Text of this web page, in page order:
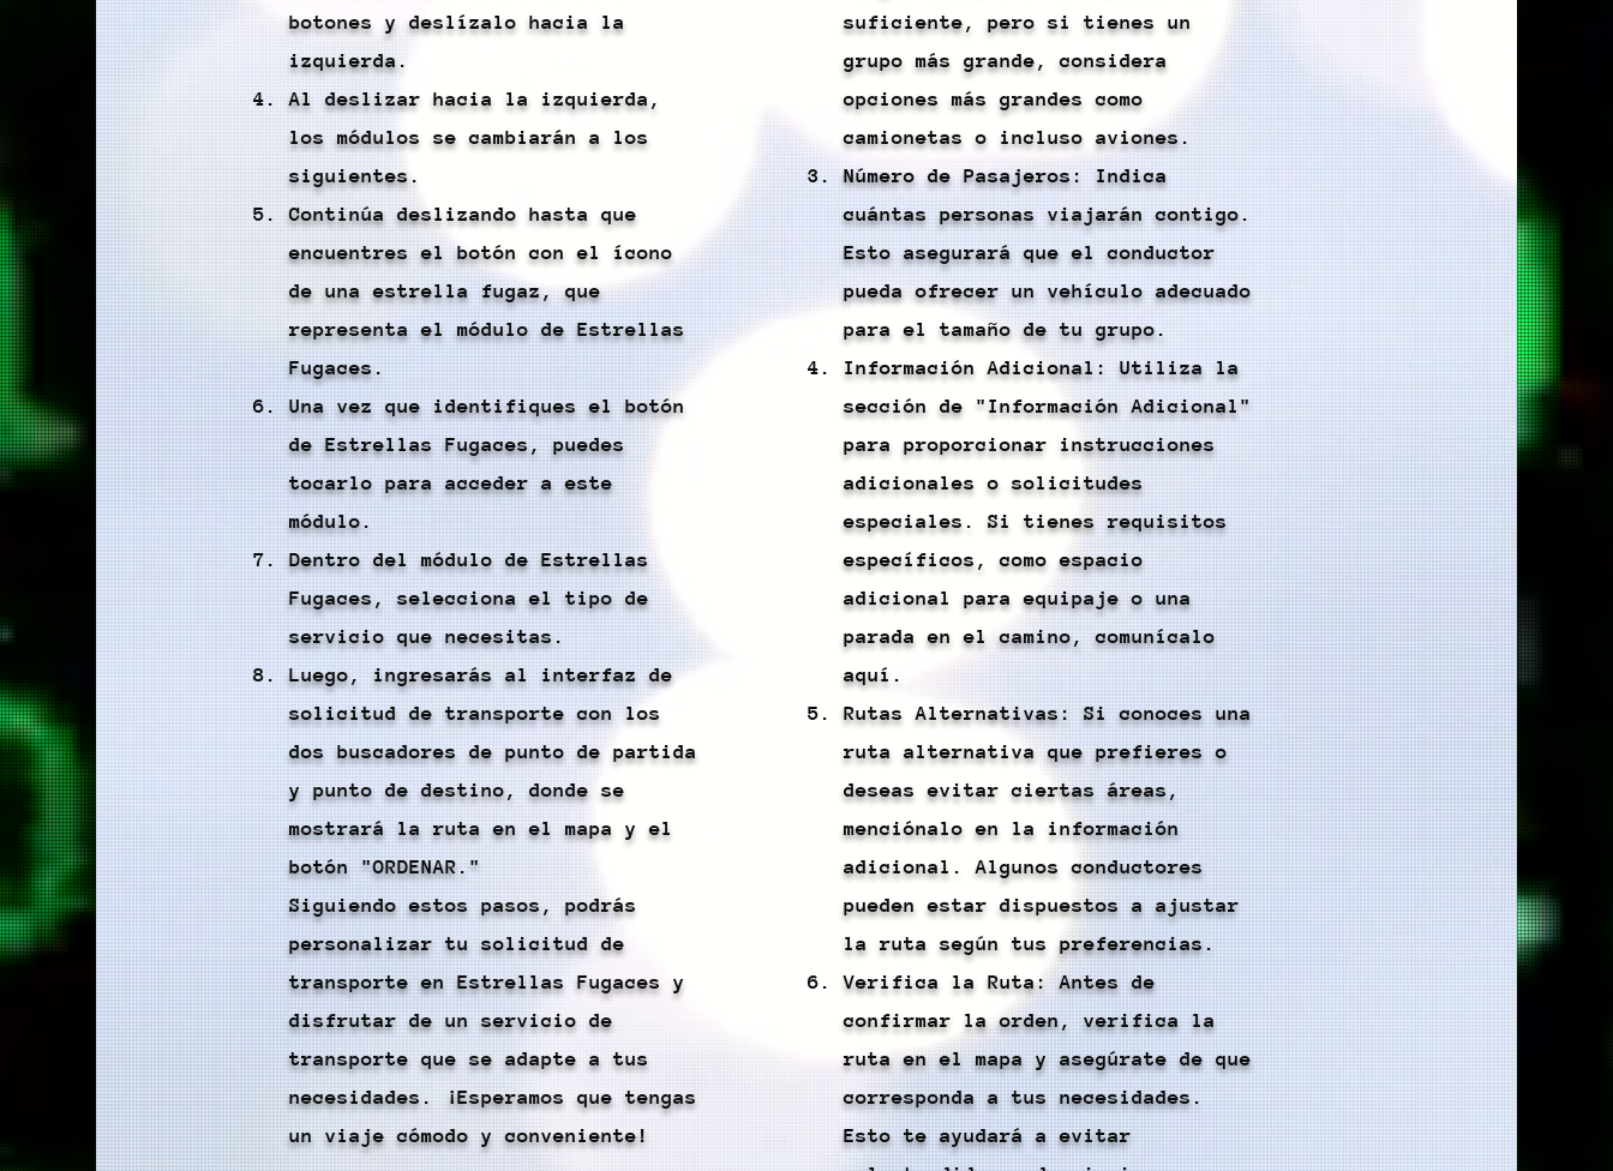
botones y deslízalo hacia la
izquierda.
Al deslizar hacia la izquierda,
los módulos se cambiarán a los
siguientes.
Continúa deslizando hasta que
encuentres el botón con el ícono
de una estrella fugaz, que
representa el módulo de Estrellas
Fugaces.
Una vez que identifiques el botón
de Estrellas Fugaces, puedes
tocarlo para acceder a este
módulo.
Dentro del módulo de Estrellas
Fugaces, selecciona el tipo de
servicio que necesitas.
Luego, ingresarás al interfaz de
solicitud de transporte con los
dos buscadores de punto de partida
y punto de destino, donde se
mostrará la ruta en el mapa y el
botón "ORDENAR."
Siguiendo estos pasos, podrás
personalizar tu solicitud de
transporte en Estrellas Fugaces y
disfrutar de un servicio de
transporte que se adapte a tus
necesidades. ¡Esperamos que tengas
un viaje cómodo y conveniente!
suficiente, pero si tienes un
grupo más grande, considera
opciones más grandes como
camionetas o incluso aviones.
Número de Pasajeros: Indica
cuántas personas viajarán contigo.
Esto asegurará que el conductor
pueda ofrecer un vehículo adecuado
para el tamaño de tu grupo.
Información Adicional: Utiliza la
sección de "Información Adicional"
para proporcionar instrucciones
adicionales o solicitudes
especiales. Si tienes requisitos
específicos, como espacio
adicional para equipaje o una
parada en el camino, comunícalo
aquí.
Rutas Alternativas: Si conoces una
ruta alternativa que prefieres o
deseas evitar ciertas áreas,
menciónalo en la información
adicional. Algunos conductores
pueden estar dispuestos a ajustar
la ruta según tus preferencias.
Verifica la Ruta: Antes de
confirmar la orden, verifica la
ruta en el mapa y asegúrate de que
corresponda a tus necesidades.
Esto te ayudará a evitar